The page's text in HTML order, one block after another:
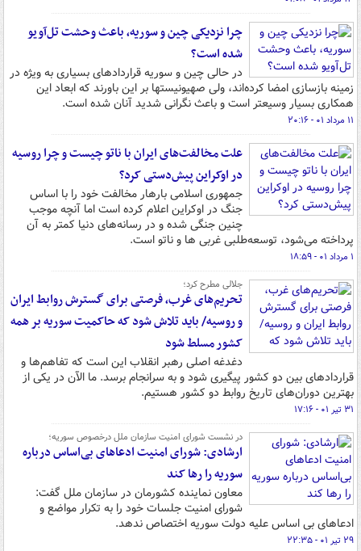
چرا نزدیکی چین و سوریه، باعث وحشت تل‌آویو
شده است؟
در حالی چین و سوریه قراردادهای بسیاری به ویژه در
زمینه بازسازی امضا کرده‌اند، ولی صهیونیستها بر این باورند که ابعاد این
همکاری بسیار وسیعتر است و باعث نگرانی شدید آنان شده است.
۱۱ مرداد ۰۱ - ۲۰:۱۶
علت مخالفت‌های ایران با ناتو چیست و چرا روسیه
در اوکراین پیش‌دستی کرد؟
جمهوری اسلامی بارهار مخالفت خود را با اساس
جنگ در اوکراین اعلام کرده است اما آنچه موجب
چنین جنگی شده و در رسانه‌های دنیا کمتر به آن
پرداخته می‌شود، توسعه‌طلبی غربی ها و ناتو است.
۱ مرداد ۰۱ - ۱۸:۵۹
جلالی مطرح کرد؛
تحریم‌های غرب، فرصتی برای گسترش روابط ایران
و روسیه/ باید تلاش شود که حاکمیت سوریه بر همه‌
کشور مسلط شود
دغدغه‌ اصلی رهبر انقلاب این است که تفاهم‌ها و
قراردادهای بین دو کشور پیگیری شود و به سرانجام برسد. ما الآن در یکی از
بهترین دوران‌های تاریخ روابط دو کشور هستیم.
۳۱ تیر ۰۱ - ۱۷:۱۶
در نشست شورای امنیت سازمان ملل درخصوص سوریه؛
ارشادی: شورای امنیت ادعاهای بی‌اساس درباره
سوریه را رها کند
معاون نماینده کشورمان در سازمان ملل گفت:
شورای امنیت جلسات خود را به تکرار مواضع و
ادعاهای بی اساس علیه دولت سوریه اختصاص ندهد.
۲۹ تیر ۰۱ - ۲۲:۳۵